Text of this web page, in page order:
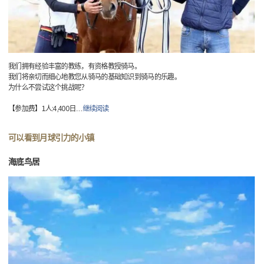
我们拥有经验丰富的教练，有资格教授骑马。
我们将亲切而细心地教您从骑马的基础知识到骑马的乐趣。
为什么不尝试这个挑战呢？
【参加费】1人:4,400日 …继续阅读
可以看到月球引力的小镇
海底鸟居